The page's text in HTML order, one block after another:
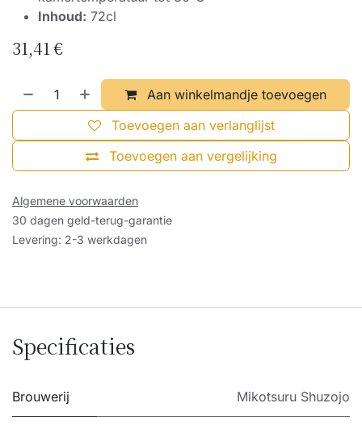
Inhoud: 72cl
31,41€
Aan winkelmandje toevoegen
Toevoegen aan vergelijking
Toevoegen aan verlanglijst
Algemene voorwaarden
30 dagen geld-terug-garantie
Levering: 2-3 werkdagen
Specificaties
Brouwerij Mikotsuru Shuzojo